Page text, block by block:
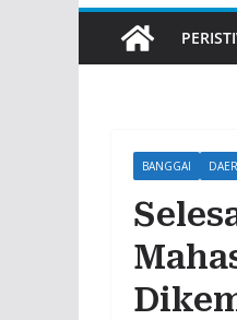
BANGGAI